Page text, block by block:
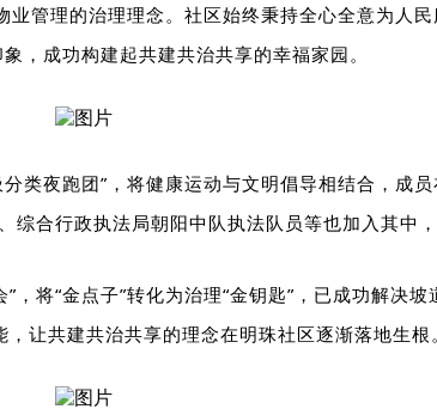
业管理的治理理念 。社区始终秉持全心全意为人
，成功构建起共建共治共享的幸福家园。
类夜跑团”，将健康运动与文明倡导相结合，成
综合行政执法局朝阳中队执法队员等也加入其中
，将“金点子”转化为治理“金钥匙”，已成功解决
让共建共治共享的理念在明珠社区逐渐落地生根